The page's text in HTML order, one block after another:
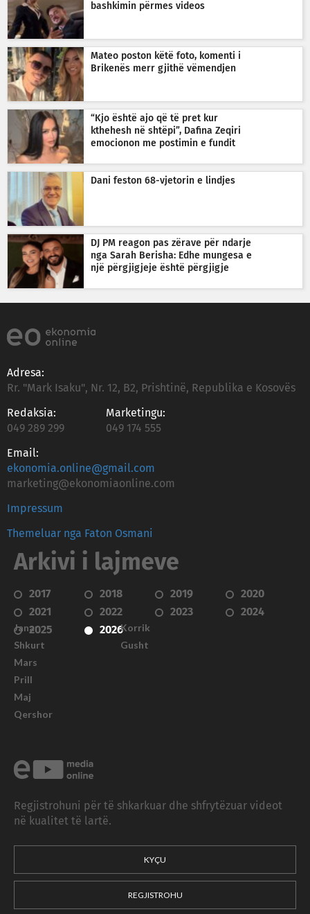
bashkimin përmes videos
Mateo poston këtë foto, komenti i
Brikenës merr gjithë vëmendjen
“Kjo është ajo që të pret kur
kthehesh në shtëpi”, Dafina Zeqiri
emocionon me postimin e fundit
Dani feston 68-vjetorin e lindjes
DJ PM reagon pas zërave për ndarje
nga Sarah Berisha: Edhe mungesa e
një përgjigjeje është përgjigje
Adresa:
Rr. "Mark Isaku", Nr. 12, B2, Prishtinë, Republika e Kosovës
Redaksia:
049 289 299
Marketingu:
049 174 555
Email:
ekonomia.online@gmail.com
marketing@ekonomiaonline.com
Impressum
Themeluar nga Faton Osmani
Arkivi i lajmeve
2017 2018 2019
2020
2021
2022 2023
2024
2025
2026
Janar
Shkurt
Mars
Prill
Maj
Qershor
Korrik
Gusht
Regjistrohuni për të shkarkuar dhe shfrytëzuar videot
në kualitet të lartë.
KYÇU
REGJISTROHU